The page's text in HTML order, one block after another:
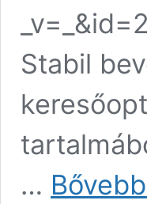
Stabil
…